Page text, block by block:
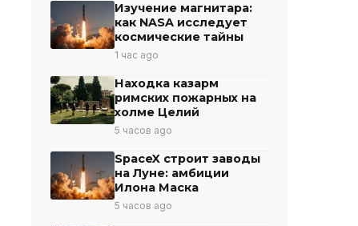
Изучение магнитара:
как NASA исследует
космические тайны
1 час ago
Находка казарм
римских пожарных на
холме Целий
5 часов ago
SpaceX строит заводы
на Луне: амбиции
Илона Маска
5 часов ago